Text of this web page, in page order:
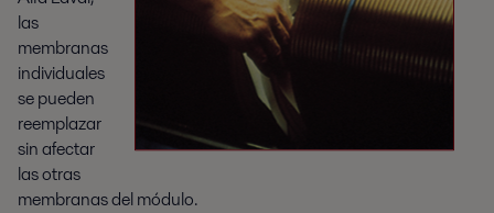
las
membranas
individuales
se pueden
reemplazar
sin afectar
las otras
membranas del módulo.